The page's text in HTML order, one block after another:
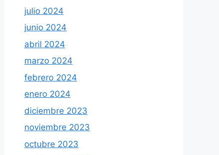
julio 2024
junio 2024
abril 2024
marzo 2024
febrero 2024
enero 2024
diciembre 2023
noviembre 2023
octubre 2023